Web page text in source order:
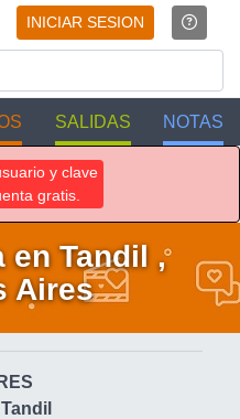
INICIAR SESION
SALIDAS NOTAS
y clave
gratis.
en Tandil ,
Aires
Tandil